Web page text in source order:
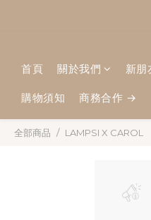
首頁 關於我們 新
購物須知 商務合作 →
全部商品 LAMPSI X CAROL